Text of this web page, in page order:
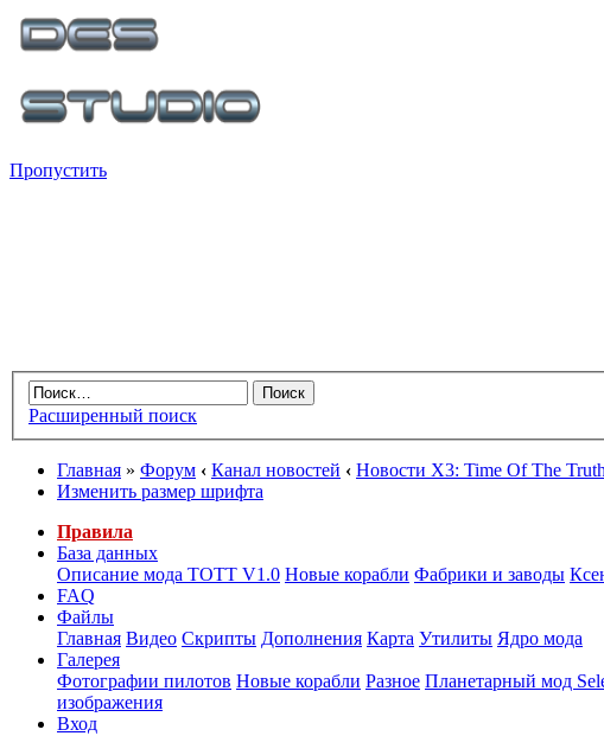
Пропустить
Расширенный поиск
Главная » Форум ‹ Канал новостей ‹ Новости X3: Time Of The Truth
Изменить размер шрифта
Правила
База данных
Описание мода ТОТТ V1.0 Новые корабли Фабрики и заводы
FAQ
Файлы
Главная Видео Скрипты Дополнения Карта Утилиты Ядро мода
Галерея
Фотографии пилотов Новые корабли Разное Планетарный мод
изображения
Вход